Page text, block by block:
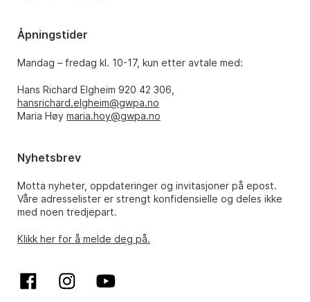
Åpningstider
Mandag – fredag kl. 10-17, kun etter avtale med:
Hans Richard Elgheim 920 42 306,
hansrichard.elgheim@gwpa.no
Maria Høy maria.hoy@gwpa.no
Nyhetsbrev
Motta nyheter, oppdateringer og invitasjoner på epost.
Våre adresselister er strengt konfidensielle og deles ikke
med noen tredjepart.
Klikk her for å melde deg på.